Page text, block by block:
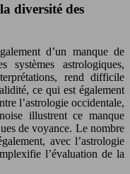
diversité des
d’un manque de
systèmes astrologiques,
rend difficile
ce qui est également
l’astrologie occidentale,
illustrent ce manque
de voyance. Le nombre
avec l’astrologie
l’évaluation de la